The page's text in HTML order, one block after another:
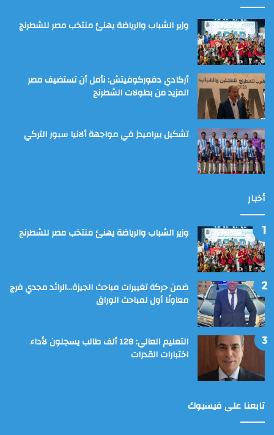
وزير الشباب والرياضة يهنئ منتخب مصر للشطرنج
أركادي دفوركوفيتش: نأمل أن تستضيف مصر
المزيد من بطولات الشطرنج
تشكيل بيراميدز في مواجهة ألانيا سبور التركي
أخبار
وزير الشباب والرياضة يهنئ منتخب مصر للشطرنج
ضمن حركة تغييرات مباحث الجيزة…الرائد مجدي فرج
معاونًا أول لمباحث الوراق
التعليم العالي: 128 ألف طالب يسجلون لأداء
اختبارات القدرات
تابعنا على فيسبوك